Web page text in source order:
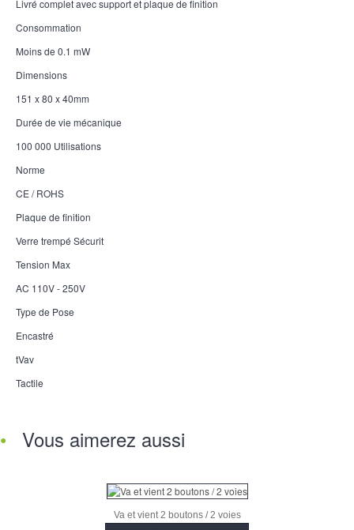
Livré complet avec support et plaque de finition
Consommation
Moins de 0.1 mW
Dimensions
151 x 80 x 40mm
Durée de vie mécanique
100 000 Utilisations
Norme
CE / ROHS
Plaque de finition
Verre trempé Sécurit
Tension Max
AC 110V - 250V
Type de Pose
Encastré
tVav
Tactile
Vous aimerez aussi
Va et vient 2 boutons / 2 voies